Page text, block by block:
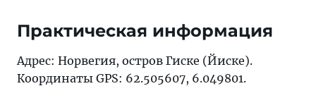
Практическая информация
Адрес: Норвегия, остров Гиске (Йиске).
Координаты GPS: 62.505607, 6.049801.